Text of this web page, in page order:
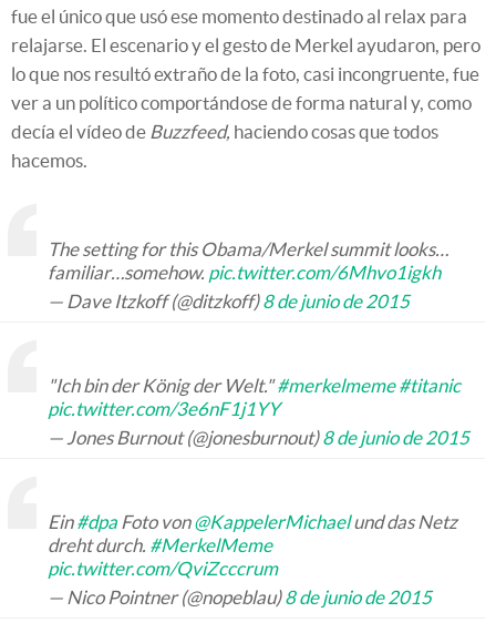
fue el único que usó ese momento destinado al relax para
relajarse. El escenario y el gesto de Merkel ayudaron, pero
lo que nos resultó extraño de la foto, casi incongruente, fue
ver a un político comportándose de forma natural y, como
decía el vídeo de Buzzfeed, haciendo cosas que todos
hacemos.
The setting for this Obama/Merkel summit looks…
familiar…somehow. pic.twitter.com/6Mhvo1igkh
— Dave Itzkoff (@ditzkoff)8 de junio de 2015
"Ich bin der König der Welt."#merkelmeme #titanic
pic.twitter.com/3e6nF1j1YY
— Jones Burnout (@jonesburnout)8 de junio de 2015
Ein#dpa Foto von@KappelerMichaelund das Netz
dreht durch. #MerkelMeme
pic.twitter.com/QviZcccrum
— Nico Pointner (@nopeblau)8 de junio de 2015